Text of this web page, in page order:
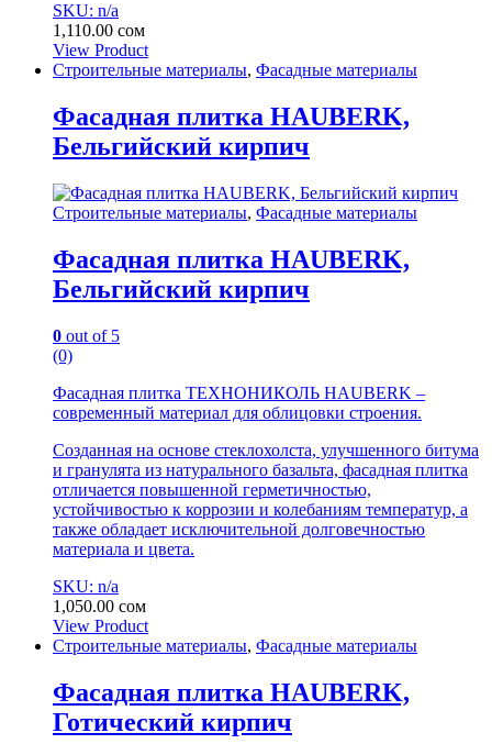
SKU: n/a
1,110.00 сом
View Product
Строительные материалы, Фасадные материалы
Фасадная плитка HAUBERK,
Бельгийский кирпич
Строительные материалы, Фасадные материалы
Фасадная плитка HAUBERK,
Бельгийский кирпич
0 out of 5
(0)
Фасадная плитка ТЕХНОНИКОЛЬ HAUBERK –
современный материал для облицовки строения.
Созданная на основе стеклохолста, улучшенного битума
и гранулята из натурального базальта, фасадная плитка
отличается повышенной герметичностью,
устойчивостью к коррозии и колебаниям температур, а
также обладает исключительной долговечностью
материала и цвета.
SKU: n/a
1,050.00 сом
View Product
Строительные материалы, Фасадные материалы
Фасадная плитка HAUBERK,
Готический кирпич